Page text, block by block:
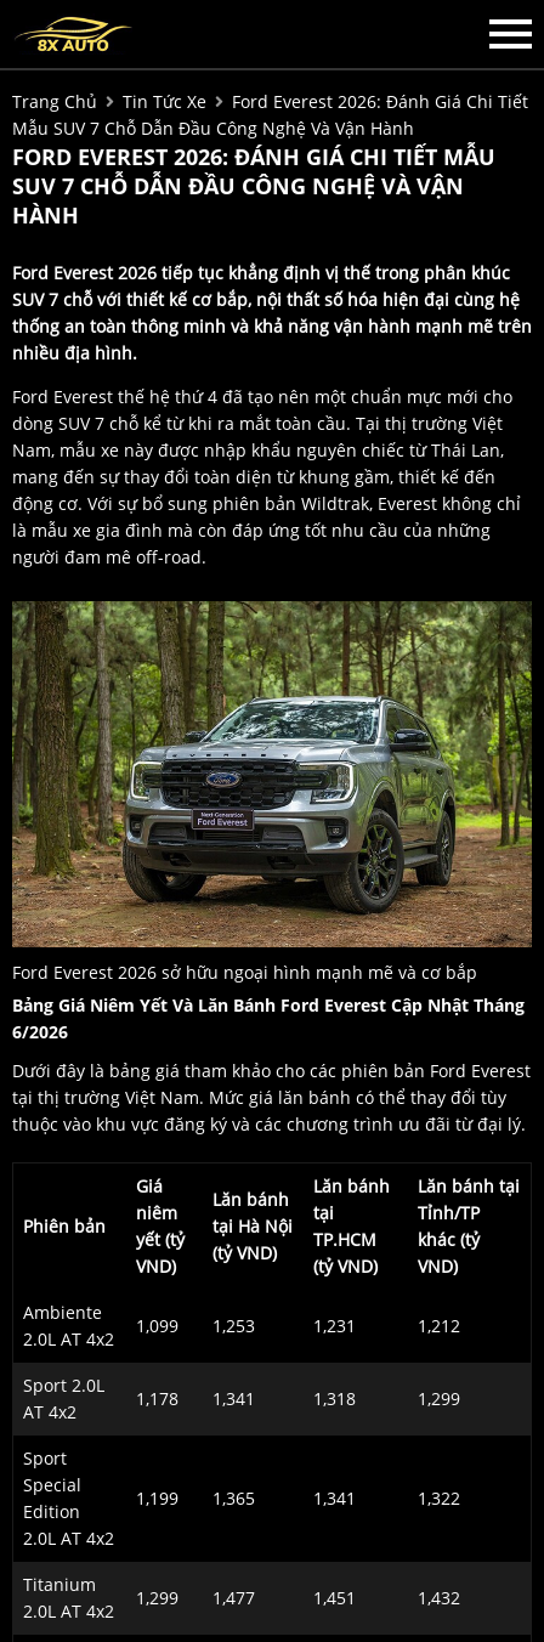
Trang Chủ Tin Tức Xe
Ford Everest 2026: Đánh Giá Chi Tiết
Mẫu SUV 7 Chỗ Dẫn Đầu Công Nghệ Và Vận Hành
FORD EVEREST 2026: ĐÁNH GIÁ CHI TIẾT MẪU
SUV 7 CHỖ DẪN ĐẦU CÔNG NGHỆ VÀ VẬN
HÀNH
Ford Everest 2026 tiếp tục khẳng định vị thế trong phân khúc
SUV 7 chỗ với thiết kế cơ bắp, nội thất số hóa hiện đại cùng hệ
thống an toàn thông minh và khả năng vận hành mạnh mẽ trên
nhiều địa hình.
Ford Everest thế hệ thứ 4 đã tạo nên một chuẩn mực mới cho
dòng SUV 7 chỗ kể từ khi ra mắt toàn cầu. Tại thị trường Việt
Nam, mẫu xe này được nhập khẩu nguyên chiếc từ Thái Lan,
mang đến sự thay đổi toàn diện từ khung gầm, thiết kế đến
động cơ. Với sự bổ sung phiên bản Wildtrak, Everest không chỉ
là mẫu xe gia đình mà còn đáp ứng tốt nhu cầu của những
người đam mê off-road.
Ford Everest 2026 sở hữu ngoại hình mạnh mẽ và cơ bắp
Bảng Giá Niêm Yết Và Lăn Bánh Ford Everest Cập Nhật Tháng
6/2026
Dưới đây là bảng giá tham khảo cho các phiên bản Ford Everest
tại thị trường Việt Nam. Mức giá lăn bánh có thể thay đổi tùy
thuộc vào khu vực đăng ký và các chương trình ưu đãi từ đại lý.
Phiên bản
Giá
niêm
yết (tỷ
VND)
Lăn bánh
tại Hà Nội
(tỷ VND)
Lăn bánh
tại
TP.HCM
(tỷ VND)
Lăn bánh tại
Tỉnh/TP
khác (tỷ
VND)
Ambiente
2.0L AT 4x2
1,099 1,253 1,231 1,212
Sport 2.0L
AT 4x2
1,178 1,341 1,318 1,299
Sport
Special
Edition
2.0L AT 4x2
1,199 1,365 1,341 1,322
Titanium
2.0L AT 4x2
1,299 1,477 1,451 1,432